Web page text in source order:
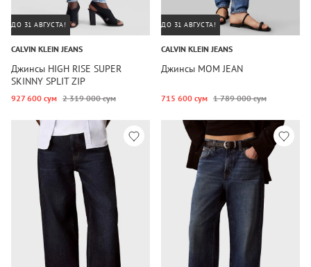
ДО 31 АВГУСТА!
CALVIN KLEIN JEANS
Джинсы HIGH RISE SUPER
SKINNY SPLIT ZIP
927 600 сум 2 319 000 сум
ДО 31 АВГУСТА!
CALVIN KLEIN JEANS
Джинсы MOM JEAN
715 600 сум 1 789 000 сум